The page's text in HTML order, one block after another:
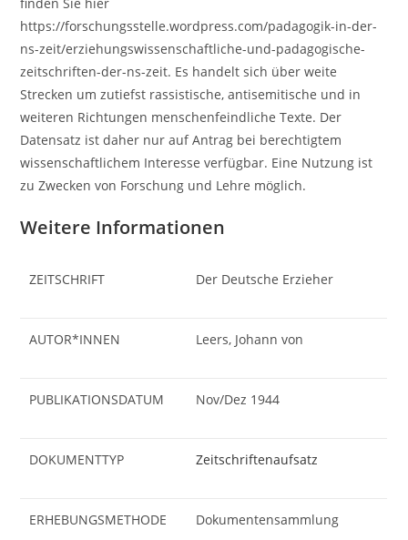
https://forschungsstelle.wordpress.com/padagogik-in-der-
ns-zeit/erziehungswissenschaftliche-und-padagogische-
zeitschriften-der-ns-zeit. Es handelt sich über weite
Strecken um zutiefst rassistische, antisemitische und in
weiteren Richtungen menschenfeindliche Texte. Der
Datensatz ist daher nur auf Antrag bei berechtigtem
wissenschaftlichem Interesse verfügbar. Eine Nutzung ist
zu Zwecken von Forschung und Lehre möglich.
Weitere Informationen
ZEITSCHRIFT Der Deutsche Erzieher
AUTOR*INNEN Leers, Johann von
PUBLIKATIONSDATUM Nov/Dez 1944
DOKUMENTTYP Zeitschriftenaufsatz
ERHEBUNGSMETHODE Dokumentensammlung